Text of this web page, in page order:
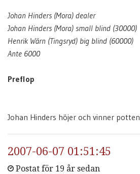
Johan Hinders (Mora) dealer
Johan Hinders (Mora) small blind (30000)
Henrik Wärn (Tingsryd) big blind (60000)
Ante 6000
Preflop
Johan Hinders höjer och vinner potten
2007-06-07 01:51:45
Postat för 19 år sedan